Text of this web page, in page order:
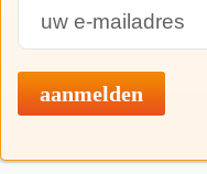
aanmelden